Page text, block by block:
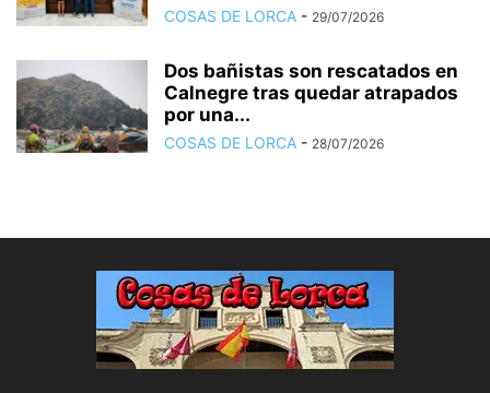
COSAS DE LORCA - 29/07/2026
Dos bañistas son rescatados en
Calnegre tras quedar atrapados
por una...
COSAS DE LORCA - 28/07/2026